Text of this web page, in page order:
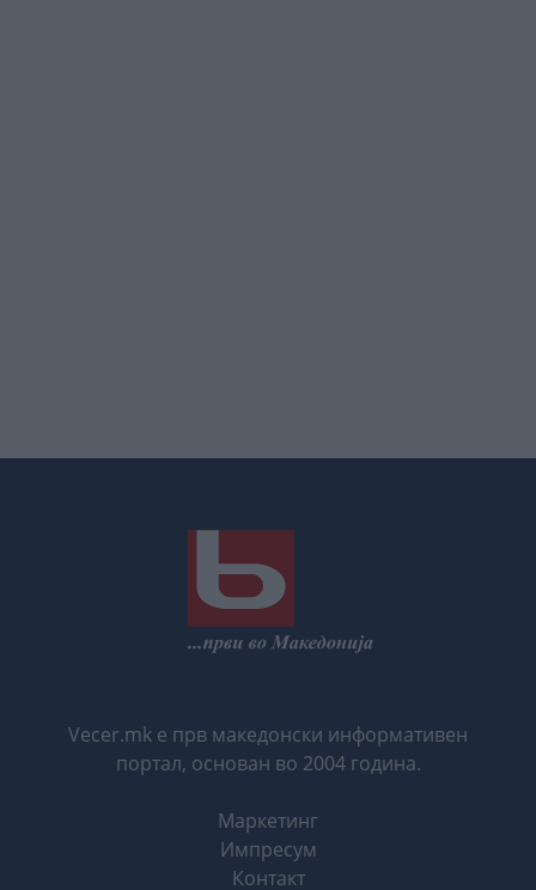
Vecer.mk е прв македонски информативен
портал, основан во 2004 година.
Маркетинг
Импресум
Контакт